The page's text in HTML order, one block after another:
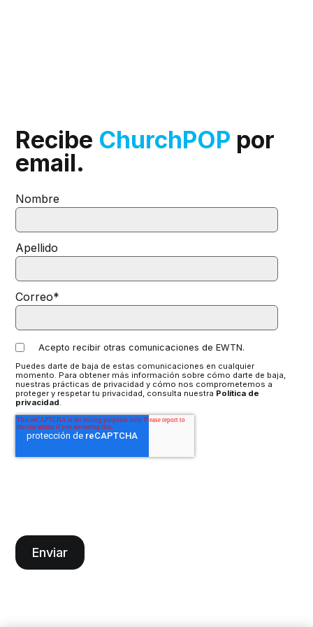
Recibe ChurchPOP por
email.
Nombre
Apellido
Correo*
Acepto recibir otras comunicaciones de EWTN.
Puedes darte de baja de estas comunicaciones en cualquier
momento. Para obtener más información sobre cómo darte de baja,
nuestras prácticas de privacidad y cómo nos comprometemos a
proteger y respetar tu privacidad, consulta nuestra Política de
privacidad.